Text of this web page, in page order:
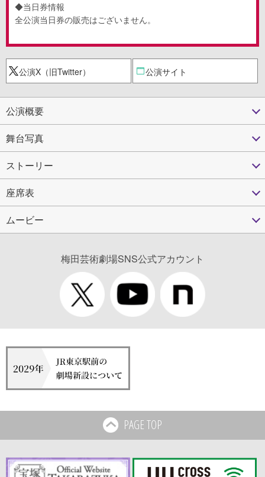
◆当日券情報
全公演当日券の販売はございません。
公演X（旧Twitter） 公演サイト
公演概要
舞台写真
ストーリー
座席表
ムービー
梅田芸術劇場SNS公式アカウント
PAGE TOP